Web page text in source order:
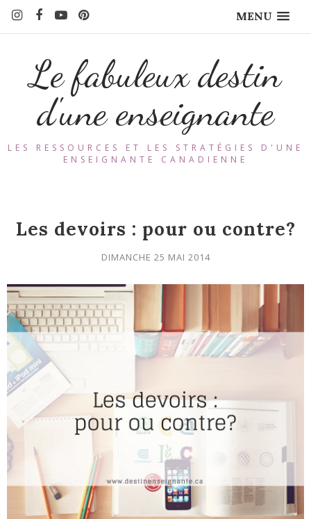
MENU
Le fabuleux destin
d'une enseignante
LES RESSOURCES ET LES STRATÉGIES D'UNE
ENSEIGNANTE CANADIENNE
Les devoirs : pour ou contre?
DIMANCHE 25 MAI 2014